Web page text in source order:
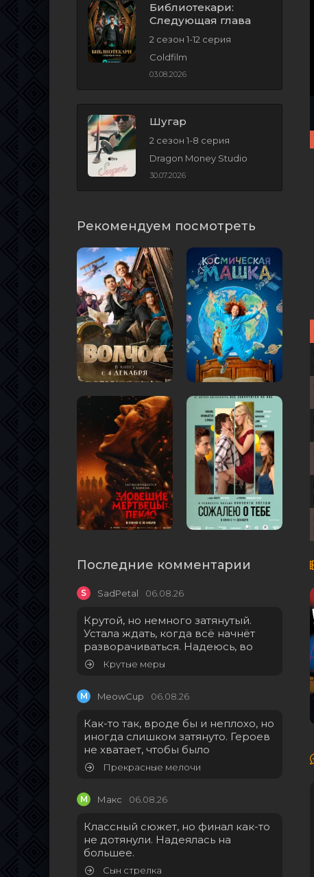
Библиотекари:
Следующая глава
2 сезон 1-12 серия
Coldfilm
03.08.2026
Шугар
2 сезон 1-8 серия
Dragon Money Studio
30.07.2026
Рекомендуем посмотреть
Последние комментарии
S SadPetal 06.08.26
Крутой, но немного затянутый.
Устала ждать, когда всё начнёт
разворачиваться. Надеюсь, во
Крутые меры
M MeowCup 06.08.26
Как-то так, вроде бы и неплохо, но
иногда слишком затянуто. Героев
не хватает, чтобы было
Прекрасные мелочи
М Макс 06.08.26
Классный сюжет, но финал как-то
не дотянули. Надеялась на
большее.
Сын стрелка